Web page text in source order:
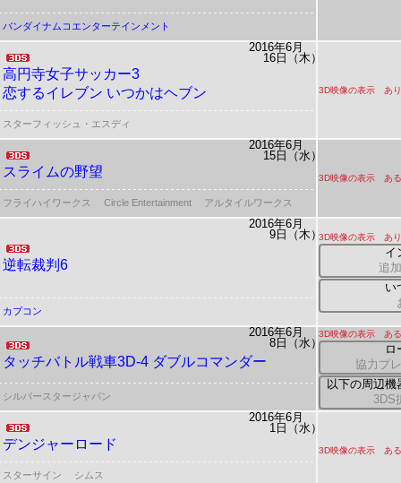
バンダイナムコエンターテインメント
2016年6月
16日（木）
高円寺女子サッカー3
恋するイレブン いつかはヘブン
3D映像の表示 あり
スターフィッシュ・エスディ
2016年6月
15日（水）
スライムの野望 3D映像の表示 あ
フライハイワークス Circle Entertainment アルタイルワークス
2016年6月
9日（木）
逆転裁判6
3D映像の表示 あり
イ
追
い
カプコン
2016年6月
8日（水）
タッチバトル戦車3D-4 ダブルコマンダー
3D映像の表示 あ
ロ
協力プ
以下の周辺
3DS
シルバースタージャパン
2016年6月
1日（水）
デンジャーロード 3D映像の表示 あ
スターサイン シムス